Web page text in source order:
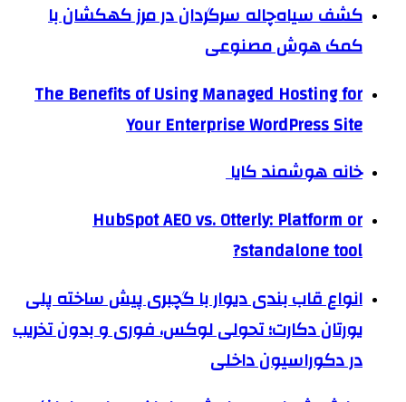
کشف سیاه‌چاله سرگردان در مرز کهکشان با
کمک هوش مصنوعی
The Benefits of Using Managed Hosting for
Your Enterprise WordPress Site
خانه هوشمند کایا
HubSpot AEO vs. Otterly: Platform or
standalone tool?
انواع قاب بندی دیوار با گچبری پیش ساخته پلی
یورتان دکارت؛ تحولی لوکس، فوری و بدون تخریب
در دکوراسیون داخلی